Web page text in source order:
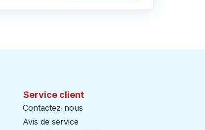
Service client
Contactez-nous
Avis de service